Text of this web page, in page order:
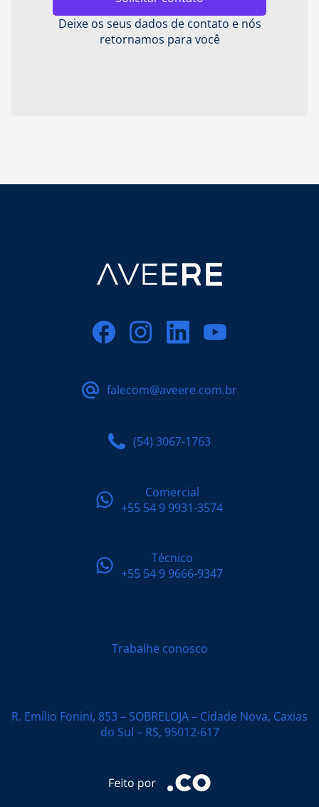
Deixe os seus dados de contato e nós
retornamos para você
falecom@aveere.com.br
(54) 3067-1763
Comercial
+55 54 9 9931-3574
Técnico
+55 54 9 9666-9347
Trabalhe conosco
R. Emílio Fonini, 853 – SOBRELOJA – Cidade Nova, Caxias
do Sul – RS, 95012-617